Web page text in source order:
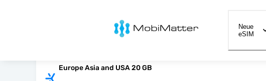
MobiMatter
Neue
eSIM
Europe Asia and USA 20 GB